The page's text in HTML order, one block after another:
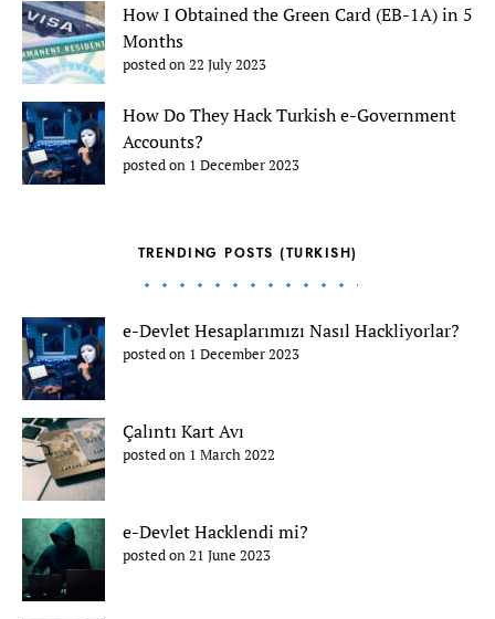
How I Obtained the Green Card (EB-1A) in 5
Months
posted on 22 July 2023
How Do They Hack Turkish e-Government
Accounts?
posted on 1 December 2023
TRENDING POSTS (TURKISH)
e-Devlet Hesaplarımızı Nasıl Hackliyorlar?
posted on 1 December 2023
Çalıntı Kart Avı
posted on 1 March 2022
e-Devlet Hacklendi mi?
posted on 21 June 2023